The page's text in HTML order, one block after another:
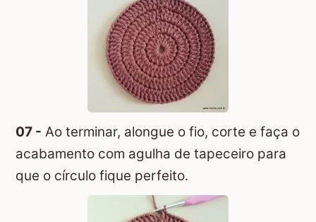
07 - Ao terminar, alongue o fio, corte e faça o
acabamento com agulha de tapeceiro para
que o círculo fique perfeito.